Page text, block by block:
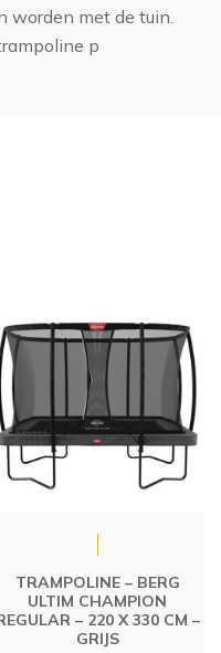
worden met de tuin.
p
TRAMPOLINE – BERG
ULTIM CHAMPION
– 220 X 330 CM –
GRIJS